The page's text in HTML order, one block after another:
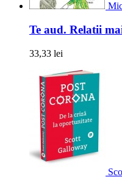
Te aud. Relatii
33,33 lei